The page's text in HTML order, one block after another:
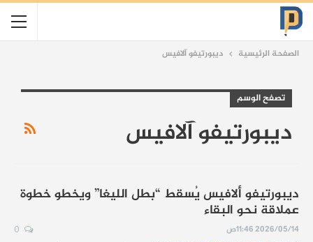
الصفحة الرئيسية ديبورتيفو آلافيس
تصفح الوسم
ديبورتيفو آلافيس
ديبورتيفو ألافيس يُسقط “بطل الليغا” ويخطو خطوة
عملاقة نحو البقاء
2026/05/14 11:46ص